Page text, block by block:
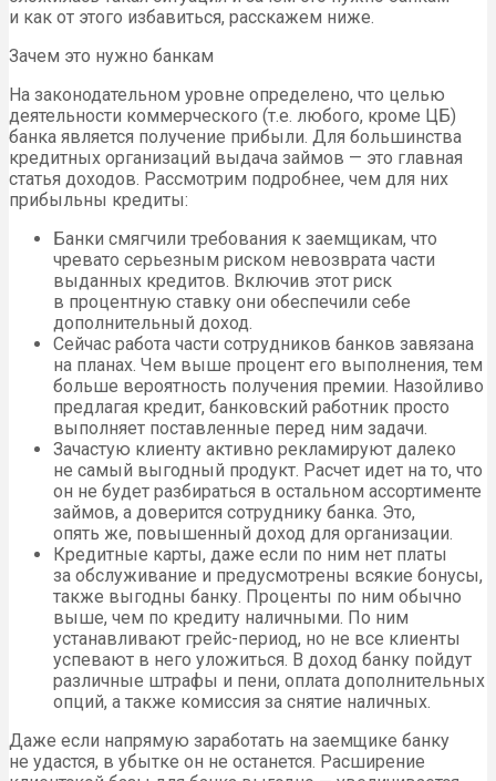
и как от этого избавиться, расскажем ниже.
Зачем это нужно банкам
На законодательном уровне определено, что целью
деятельности коммерческого (т.е. любого, кроме ЦБ)
банка является получение прибыли. Для большинства
кредитных организаций выдача займов — это главная
статья доходов. Рассмотрим подробнее, чем для них
прибыльны кредиты:
Банки смягчили требования к заемщикам, что
чревато серьезным риском невозврата части
выданных кредитов. Включив этот риск
в процентную ставку они обеспечили себе
дополнительный доход.
Сейчас работа части сотрудников банков завязана
на планах. Чем выше процент его выполнения, тем
больше вероятность получения премии. Назойливо
предлагая кредит, банковский работник просто
выполняет поставленные перед ним задачи.
Зачастую клиенту активно рекламируют далеко
не самый выгодный продукт. Расчет идет на то, что
он не будет разбираться в остальном ассортименте
займов, а доверится сотруднику банка. Это,
опять же, повышенный доход для организации.
Кредитные карты, даже если по ним нет платы
за обслуживание и предусмотрены всякие бонусы,
также выгодны банку. Проценты по ним обычно
выше, чем по кредиту наличными. По ним
устанавливают грейс-период, но не все клиенты
успевают в него уложиться. В доход банку пойдут
различные штрафы и пени, оплата дополнительных
опций, а также комиссия за снятие наличных.
Даже если напрямую заработать на заемщике банку
не удастся, в убытке он не останется. Расширение